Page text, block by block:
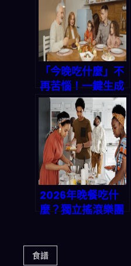
「今晚吃什麼」不
再苦惱！一鍵生成
三餸一湯，讓你省
時省錢又吃好
2026年晚餐吃什
麼？獨立搖滾樂團
的選擇焦慮
食譜